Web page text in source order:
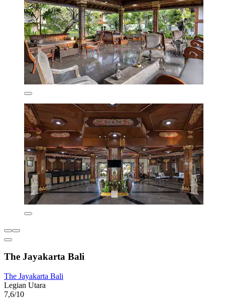
The Jayakarta Bali
The Jayakarta Bali
Legian Utara
7,6/10